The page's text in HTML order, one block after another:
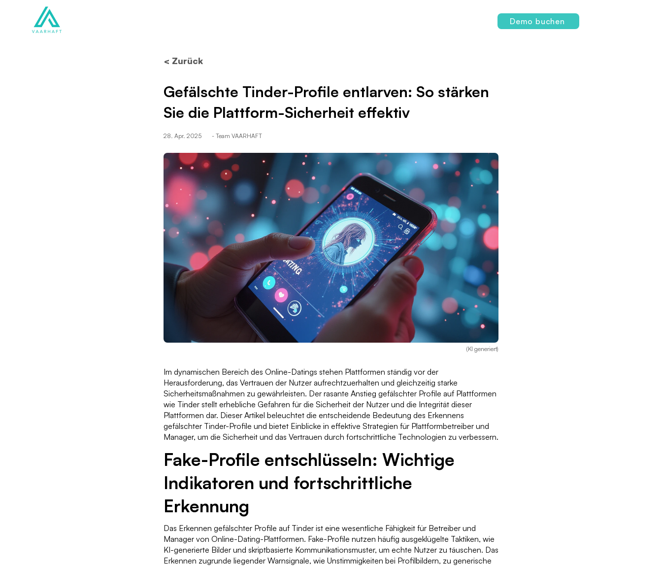
Demo buchen
< Zurück
Gefälschte Tinder-Profile entlarven: So stärken
Sie die Plattform-Sicherheit effektiv
28. Apr. 2025 - Team VAARHAFT
(KI generiert)
Im dynamischen Bereich des Online-Datings stehen Plattformen ständig vor der
Herausforderung, das Vertrauen der Nutzer aufrechtzuerhalten und gleichzeitig starke
Sicherheitsmaßnahmen zu gewährleisten. Der rasante Anstieg gefälschter Profile auf Plattformen
wie Tinder stellt erhebliche Gefahren für die Sicherheit der Nutzer und die Integrität dieser
Plattformen dar. Dieser Artikel beleuchtet die entscheidende Bedeutung des Erkennens
gefälschter Tinder-Profile und bietet Einblicke in effektive Strategien für Plattformbetreiber und
Manager, um die Sicherheit und das Vertrauen durch fortschrittliche Technologien zu verbessern.
Fake-Profile entschlüsseln: Wichtige
Indikatoren und fortschrittliche
Erkennung
Das Erkennen gefälschter Profile auf Tinder ist eine wesentliche Fähigkeit für Betreiber und
Manager von Online-Dating-Plattformen. Fake-Profile nutzen häufig ausgeklügelte Taktiken, wie
KI-generierte Bilder und skriptbasierte Kommunikationsmuster, um echte Nutzer zu täuschen. Das
Erkennen zugrunde liegender Warnsignale, wie Unstimmigkeiten bei Profilbildern, zu generische